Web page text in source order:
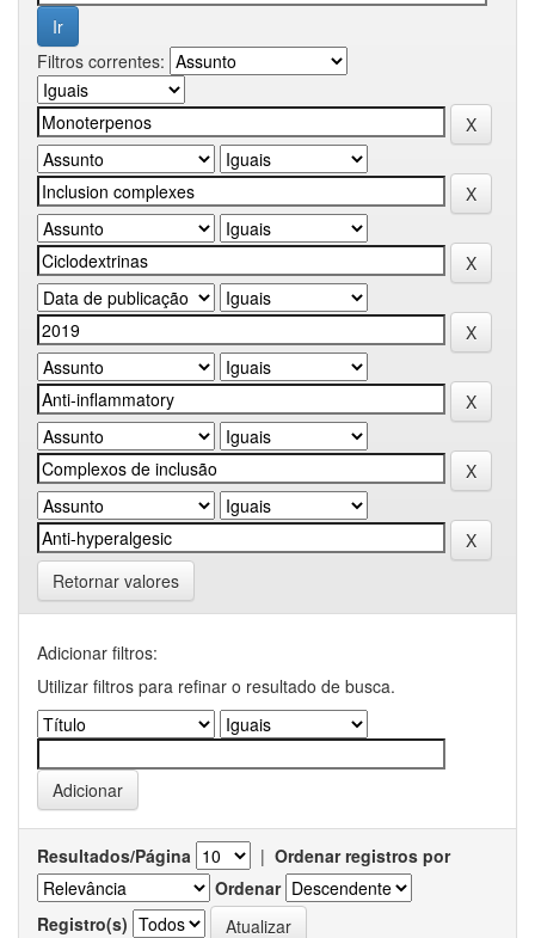
Filtros correntes:
Retornar valores
Adicionar filtros:
Utilizar filtros para refinar o resultado de busca.
Resultados/Página | Ordenar registros por
Ordenar
Registro(s)